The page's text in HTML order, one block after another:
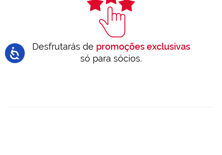
Desfrutarás de promoções exclusivas
só para sócios.